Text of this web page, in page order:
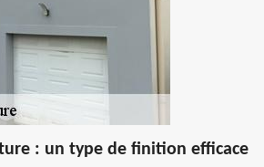
: un type de finition efficace